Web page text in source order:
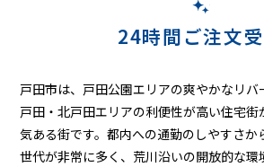
24時間ご注文
戸田市は、戸田公園エリアの爽やかなリバ
戸田・北戸田エリアの利便性が高い住宅
気ある街です。都内への通勤のしやすさか
世代が非常に多く、荒川沿いの開放的な環